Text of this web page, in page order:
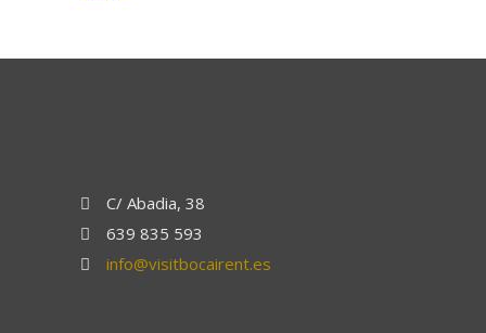
C/ Abadia, 38
639 835 593
info@visitbocairent.es